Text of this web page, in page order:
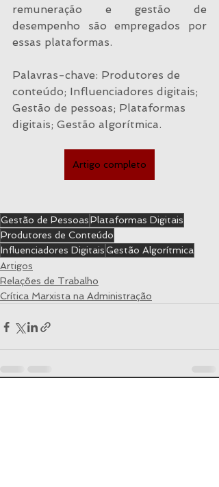
remuneração e gestão de
desempenho são empregados por
essas plataformas.
Palavras-chave: Produtores de
conteúdo; Influenciadores digitais;
Gestão de pessoas; Plataformas
digitais; Gestão algorítmica.
Artigo completo
Gestão de PessoasPlataformas Digitais
Produtores de Conteúdo
Influenciadores DigitaisGestão Algorítmica
Artigos
Relações de Trabalho
Crítica Marxista na Administração